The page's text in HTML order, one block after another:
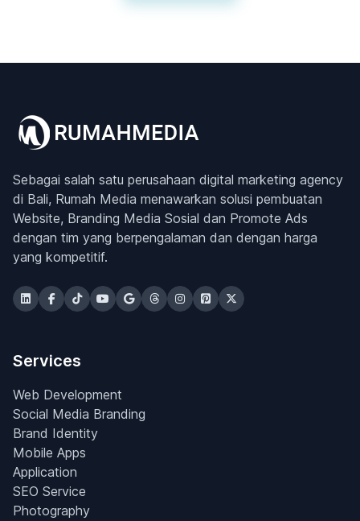
Sebagai salah satu perusahaan digital marketing agency
di Bali, Rumah Media menawarkan solusi pembuatan
Website, Branding Media Sosial dan Promote Ads
dengan tim yang berpengalaman dan dengan harga
yang kompetitif.
Services
Web Development
Social Media Branding
Brand Identity
Mobile Apps
Application
SEO Service
Photography